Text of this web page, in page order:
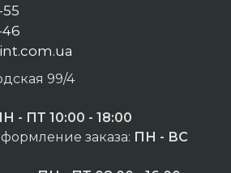
46
99/4
- ПТ 10:00 - 18:00
заказа: ПН - ВС